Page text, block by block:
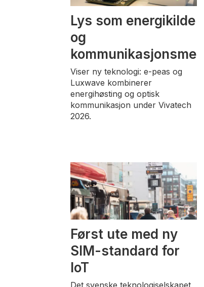
Lys som energikilde
og
Viser ny teknologi: e-peas og
Luxwave kombinerer
energihøsting og optisk
kommunikasjon under Vivatech
2026.
Først ute med ny
SIM-standard for
IoT
Det svenske teknologiselskapet